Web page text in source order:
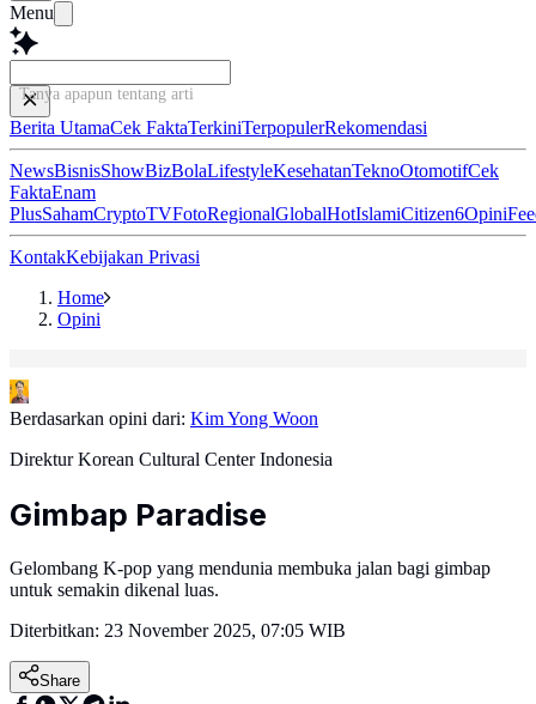
Menu
Tanya apapun tentang artikel ini...
Berita UtamaCek FaktaTerkiniTerpopulerRekomendasi
NewsBisnisShowBizBolaLifestyleKesehatanTeknoOtomotifCek
FaktaEnam
PlusSahamCryptoTVFotoRegionalGlobalHotIslamiCitizen6Opini
KontakKebijakan Privasi
Home
Opini
Berdasarkan opini dari: Kim Yong Woon
Direktur Korean Cultural Center Indonesia
Gimbap Paradise
Gelombang K-pop yang mendunia membuka jalan bagi gimbap
untuk semakin dikenal luas.
Diterbitkan: 23 November 2025, 07:05 WIB
Share